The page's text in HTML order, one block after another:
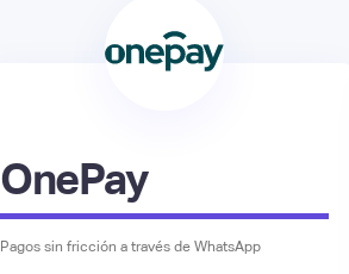
OnePay
Pagos sin fricción a través de WhatsApp